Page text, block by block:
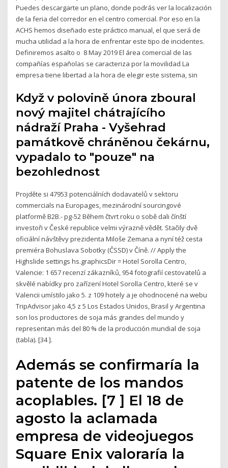
Puedes descargarte un plano, donde podrás ver la localización
de la feria del corredor en el centro comercial. Por eso en la
ACHS hemos diseñado este práctico manual, el que será de
mucha utilidad a la hora de enfrentar este tipo de incidentes.
Definiremos asalto o 8 May 2019 El área comercial de las
compañías españolas se caracteriza por la movilidad La
empresa tiene libertad a la hora de elegir este sistema, sin
Když v polovině února zboural
nový majitel chátrajícího
nádraží Praha - Vyšehrad
památkově chráněnou čekárnu,
vypadalo to "pouze" na
bezohlednost
Projděte si 47953 potenciálních dodavatelů v sektoru
commercials na Europages, mezinárodní sourcingové
platformě B2B.- pg-52 Během čtvrt roku o sobě dali čínští
investoři v České republice velmi výrazně vědět. Stačily dvě
oficiální návštěvy prezidenta Miloše Zemana a nyní též cesta
premiéra Bohuslava Sobotky (ČSSD) v Číně. // Apply the
Highslide settings hs.graphicsDir = Hotel Sorolla Centro,
Valencie: 1 657 recenzí zákazníků, 954 fotografií cestovatelů a
skvělé nabídky pro zařízení Hotel Sorolla Centro, které se v
Valencii umístilo jako 5. z 109 hotely a je ohodnocené na webu
TripAdvisor jako 4,5 z 5 Los Estados Unidos, Brasil y Argentina
son los productores de soja más grandes del mundo y
representan más del 80 % de la producción mundial de soja
(tabla). [34 ].
Además se confirmaría la
patente de los mandos
acoplables. [7 ] El 18 de
agosto la aclamada
empresa de videojuegos
Square Enix valoraría la